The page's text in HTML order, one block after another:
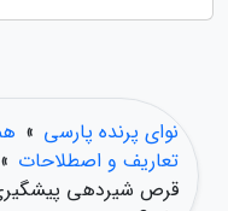
نوای پرنده پارسی »
تعاریف و اصطلاحات »
قرص شیردهی